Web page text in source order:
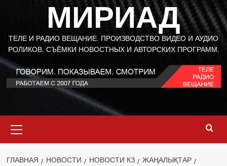
МИРИАД
ТЕЛЕ И РАДИО ВЕЩАНИЕ. ПРОИЗВОДСТВО ВИДЕО И АУДИО
РОЛИКОВ. СЪЁМКИ НОВОСТНЫХ И АВТОРСКИХ ПРОГРАММ.
меню
ГЛАВНАЯ НОВОСТИ НОВОСТИ КЗ
ЖАҢАЛЫҚТАР